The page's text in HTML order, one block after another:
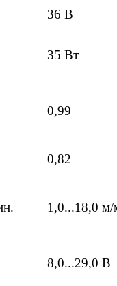
36 В
35 Вт
0,99
0,82
1,0...18,0
8,0...29,0 В